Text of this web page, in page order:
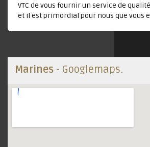
VTC de vous fournir un service de
et il est primordial pour nous que vous
Marines - Googlemaps.